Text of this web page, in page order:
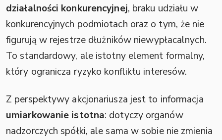
działalności konkurencyjnej, braku udziału w
konkurencyjnych podmiotach oraz o tym, że nie
figurują w rejestrze dłużników niewypłacalnych.
To standardowy, ale istotny element formalny,
który ogranicza ryzyko konfliktu interesów.
Z perspektywy akcjonariusza jest to informacja
umiarkowanie istotna: dotyczy organów
nadzorczych spółki, ale sama w sobie nie zmienia